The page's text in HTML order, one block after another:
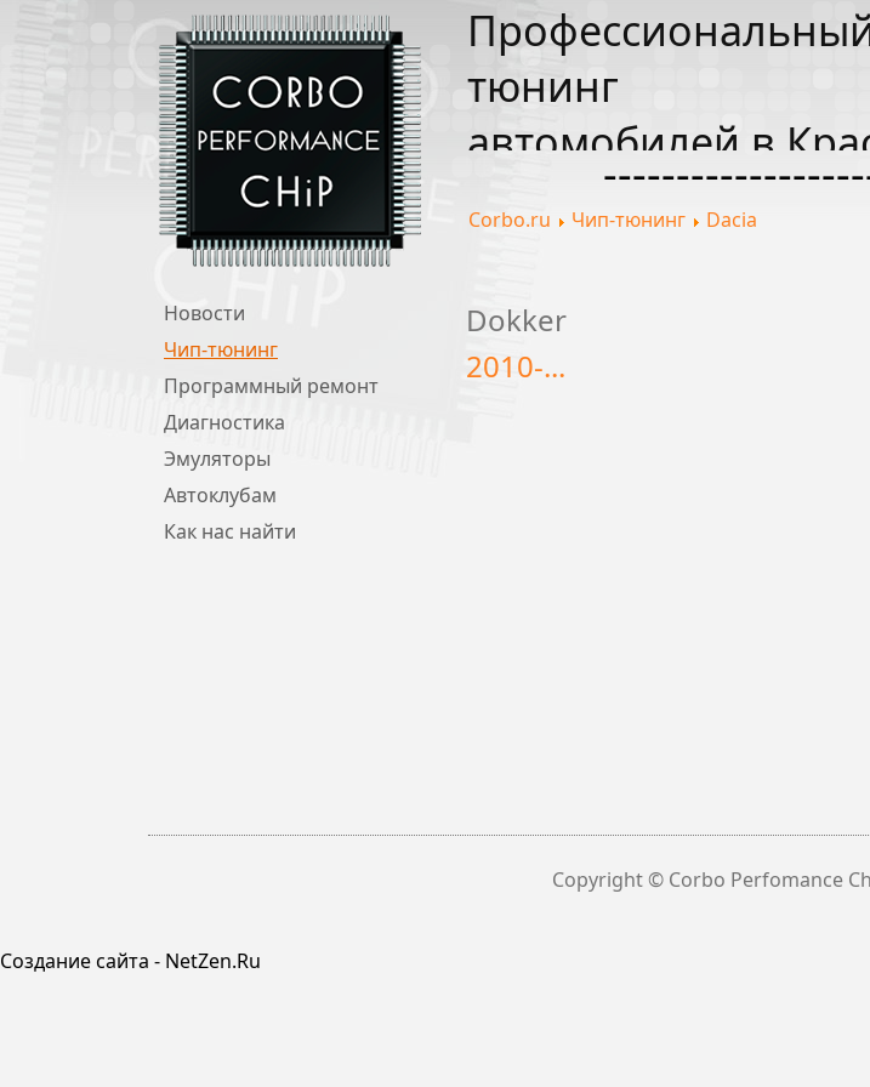
тюнинг
автомобилей в
Corbo.ru Чип-тюнинг Dacia
Новости
Чип-тюнинг
Программный ремонт
Диагностика
Эмуляторы
Автоклубам
Как нас найти
Dokker
2010-...
Copyright © Corbo Perfomance
Создание сайта - NetZen.Ru